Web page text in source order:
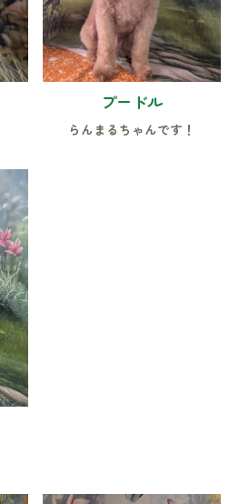
プードル
らんまるちゃんです！